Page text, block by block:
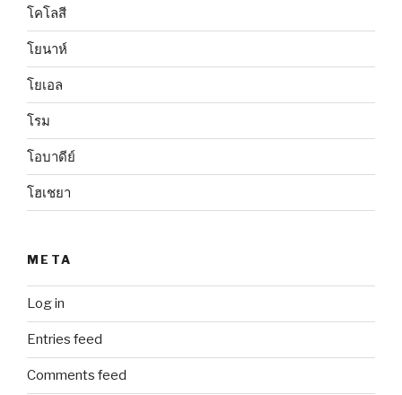
โคโลสี
โยนาห์
โยเอล
โรม
โอบาดีย์
โฮเชยา
META
Log in
Entries feed
Comments feed